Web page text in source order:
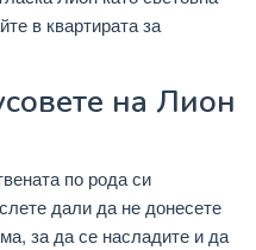
в квартирата за
на Лион
по рода си
дали да не донесете
за да се насладите и да